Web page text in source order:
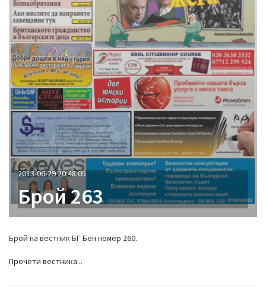
2013-06-29 20:48:05
Брой 263
Брой на вестник БГ Бен номер 260.
Прочети вестника...